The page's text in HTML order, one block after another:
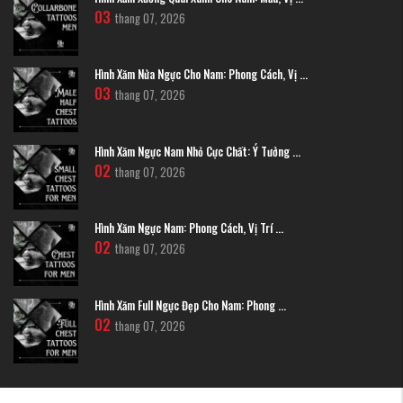
Phong cách này sử dụng bảng màu rực rỡ như đỏ, vàng, cam kết hợp với
các mảng nền đen đặc trưng của Irezumi. Những đường nét mạnh mẽ tạo
nên một tác phẩm đầy quyền lực và có chiều sâu văn hóa. Ngoài ra, những
tác phẩm hổ trong nghệ thuật Irezumi còn thường được kết hợp với
xăm rồng Nhật Bản, tạo nên sự đối lập hài hòa giữa quyền lực của đất và
sức mạnh thần linh của bầu trời.
03 thang 07, 2026
Hình Xăm Nửa Ngực Cho Nam: Phong Cách, Vị ...
03 thang 07, 2026
Hình Xăm Ngực Nam Nhỏ Cực Chất: Ý Tưởng ...
02 thang 07, 2026
Hình Xăm Ngực Nam: Phong Cách, Vị Trí ...
02 thang 07, 2026
Hình Xăm Full Ngực Đẹp Cho Nam: Phong ...
02 thang 07, 2026